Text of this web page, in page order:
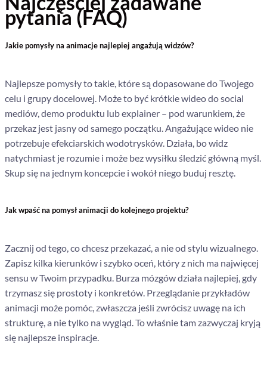
pytania (FAQ)
Jakie pomysły na animacje najlepiej angażują widzów?
Najlepsze pomysły to takie, które są dopasowane do Twojego
celu i grupy docelowej. Może to być krótkie wideo do social
mediów, demo produktu lub explainer – pod warunkiem, że
przekaz jest jasny od samego początku. Angażujące wideo nie
potrzebuje efekciarskich wodotrysków. Działa, bo widz
natychmiast je rozumie i może bez wysiłku śledzić główną myśl.
Skup się na jednym koncepcie i wokół niego buduj resztę.
Jak wpaść na pomysł animacji do kolejnego projektu?
Zacznij od tego, co chcesz przekazać, a nie od stylu wizualnego.
Zapisz kilka kierunków i szybko oceń, który z nich ma najwięcej
sensu w Twoim przypadku. Burza mózgów działa najlepiej, gdy
trzymasz się prostoty i konkretów. Przeglądanie przykładów
animacji może pomóc, zwłaszcza jeśli zwrócisz uwagę na ich
strukturę, a nie tylko na wygląd. To właśnie tam zazwyczaj kryją
się najlepsze inspiracje.